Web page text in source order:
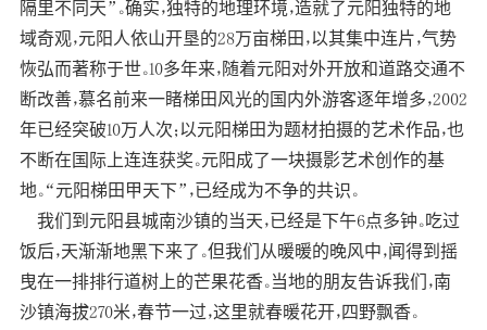
隔里不同天”。确实，独特的地理环境，造就了元阳独特的地
域奇观，元阳人依山开垦的28万亩梯田，以其集中连片，气势
恢弘而著称于世。10多年来，随着元阳对外开放和道路交通不
断改善，慕名前来一睹梯田风光的国内外游客逐年增多，2002
年已经突破10万人次；以元阳梯田为题材拍摄的艺术作品，也
不断在国际上连连获奖。元阳成了一块摄影艺术创作的基
地。“元阳梯田甲天下”，已经成为不争的共识。
我们到元阳县城南沙镇的当天，已经是下午6点多钟。吃过
饭后，天渐渐地黑下来了。但我们从暖暖的晚风中，闻得到摇
曳在一排排行道树上的芒果花香。当地的朋友告诉我们，南
沙镇海拔270米，春节一过，这里就春暖花开，四野飘香。